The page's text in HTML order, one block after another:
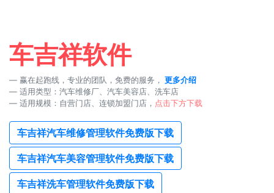
车吉祥软件
赢在起跑线，专业的团队，免费的服务， 更多介绍
适用类型：汽车维修厂、汽车美容店、洗车店
适用规模：自营门店、连锁加盟门店， 点击下方下载
车吉祥汽车维修管理软件免费版下载
车吉祥汽车美容管理软件免费版下载
车吉祥洗车管理软件免费版下载